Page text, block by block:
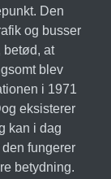
Den
og busser
betød, at
blev
i 1971
eksisterer
kan i dag
fungerer
betydning.